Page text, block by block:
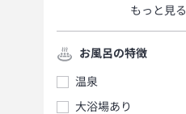
もっと見る
お風呂の特徴
温泉
大浴場あり